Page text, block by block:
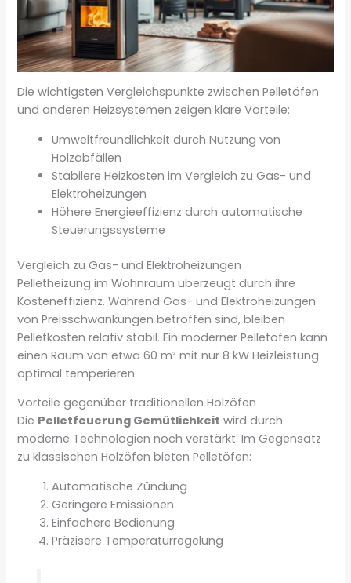
Die wichtigsten Vergleichspunkte zwischen Pelletöfen
und anderen Heizsystemen zeigen klare Vorteile:
Umweltfreundlichkeit durch Nutzung von
Holzabfällen
Stabilere Heizkosten im Vergleich zu Gas- und
Elektroheizungen
Höhere Energieeffizienz durch automatische
Steuerungssysteme
Vergleich zu Gas- und Elektroheizungen
Pelletheizung im Wohnraum überzeugt durch ihre
Kosteneffizienz. Während Gas- und Elektroheizungen
von Preisschwankungen betroffen sind, bleiben
Pelletkosten relativ stabil. Ein moderner Pelletofen kann
einen Raum von etwa 60 m² mit nur 8 kW Heizleistung
optimal temperieren.
Vorteile gegenüber traditionellen Holzöfen
Die Pelletfeuerung Gemütlichkeit wird durch
moderne Technologien noch verstärkt. Im Gegensatz
zu klassischen Holzöfen bieten Pelletöfen:
Automatische Zündung
Geringere Emissionen
Einfachere Bedienung
Präzisere Temperaturregelung